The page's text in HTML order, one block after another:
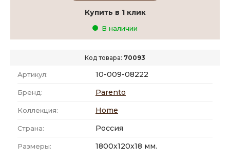
Код товара: 70093
Артикул: 10-009-08222
Бренд: Parento
Коллекция: Home
Страна: Россия
Размеры: 1800x120x18 мм.
Купить в 1 клик
В наличии